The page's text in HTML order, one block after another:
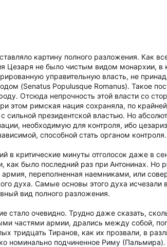
картину полного разложения. Как
Цезаря не было чистым видом монархии,
управительную власть, не
(Senatus Populusque Romanus). Такое
Отсюда непрочность этой власти со
этом римская нация сохраняла, по
президентской властью. Но
необходимую для контроля, ибо
способной стать органом контроля.
критические минуты отголосок даже в
как было последний раз при Антонинах. Но
армия, переполненная наемниками, или
духа. Самые основы этого духа
вид полного разложения.
очевидно. Трудно даже сказать,
частями армии, дрались между собой,
тридцать Тиранов, как их прозвали, в
номинально подчиненное Риму